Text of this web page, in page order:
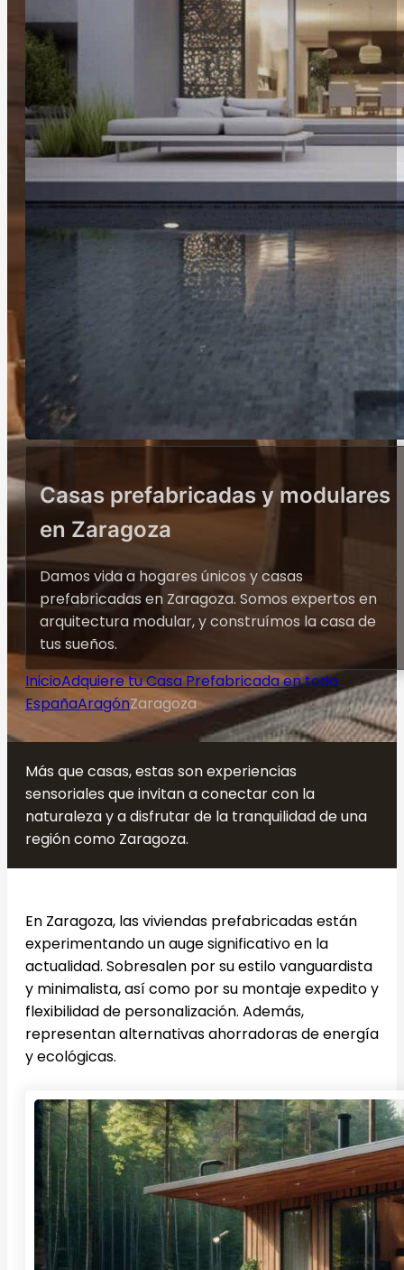
Casas prefabricadas y modulares
en Zaragoza
Damos vida a hogares únicos y casas
prefabricadas en Zaragoza. Somos expertos en
arquitectura modular, y construímos la casa de
tus sueños.
InicioAdquiere tu Casa Prefabricada en toda
EspañaAragónZaragoza
Más que casas, estas son experiencias
sensoriales que invitan a conectar con la
naturaleza y a disfrutar de la tranquilidad de una
región como Zaragoza.
En Zaragoza, las viviendas prefabricadas están
experimentando un auge significativo en la
actualidad. Sobresalen por su estilo vanguardista
y minimalista, así como por su montaje expedito y
flexibilidad de personalización. Además,
representan alternativas ahorradoras de energía
y ecológicas.